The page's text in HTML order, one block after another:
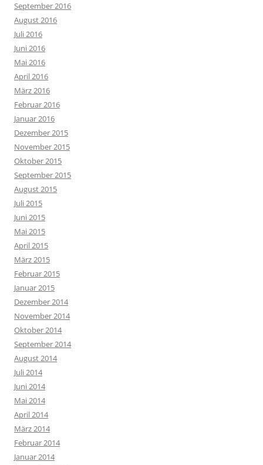
September 2016
August 2016
Juli 2016
Juni 2016
Mai 2016
April 2016
März 2016
Februar 2016
Januar 2016
Dezember 2015
November 2015
Oktober 2015
September 2015
August 2015
Juli 2015
Juni 2015
Mai 2015
April 2015
März 2015
Februar 2015
Januar 2015
Dezember 2014
November 2014
Oktober 2014
September 2014
August 2014
Juli 2014
Juni 2014
Mai 2014
April 2014
März 2014
Februar 2014
Januar 2014